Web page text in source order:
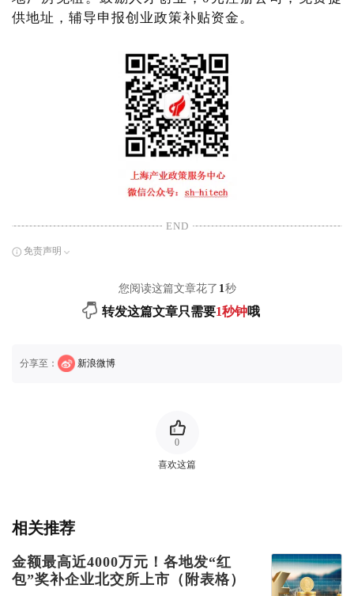
供地址，辅导申报创业政策补贴资金。
END
免责声明
您阅读这篇文章花了 1 秒
转发这篇文章只需要1秒钟哦
分享至： 新浪微博
喜欢这篇
0
相关推荐
金额最高近4000万元！各地发“红
包”奖补企业北交所上市（附表格）